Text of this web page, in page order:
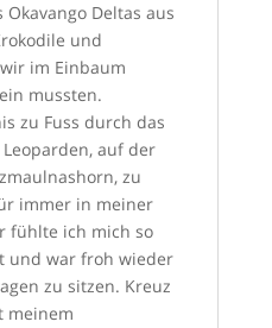
Deltas aus
und
im Einbaum
mussten.
zu Fuss durch das
auf der
zu
immer in meiner
fühlte ich mich so
und war froh wieder
zu sitzen. Kreuz
meinem